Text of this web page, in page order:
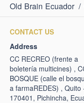
Old Brain Ecuador /
CONTACT US
Address
CC RECREO (frente a
boletería multicines) ,
BOSQUE (calle el
a farmaREDES) , Quito
170401, Pichincha,